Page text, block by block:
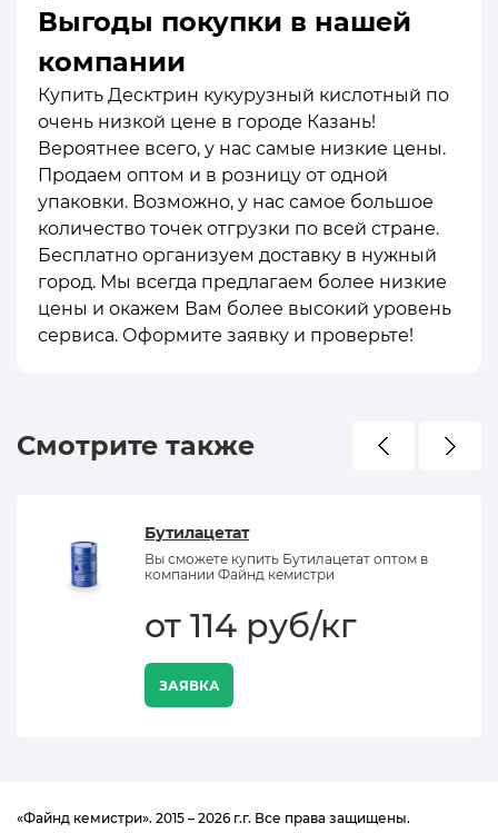
Выгоды покупки в нашей
компании
Купить Десктрин кукурузный кислотный по
очень низкой цене в городе Казань!
Вероятнее всего, у нас самые низкие цены.
Продаем оптом и в розницу от одной
упаковки. Возможно, у нас самое большое
количество точек отгрузки по всей стране.
Бесплатно организуем доставку в нужный
город. Мы всегда предлагаем более низкие
цены и окажем Вам более высокий уровень
сервиса. Оформите заявку и проверьте!
Смотрите также
Бутилацетат
Вы сможете купить Бутилацетат оптом в
компании Файнд кемистри
от 114 руб/кг
ЗАЯВКА
«Файнд кемистри». 2015 – 2026 г.г. Все права защищены.